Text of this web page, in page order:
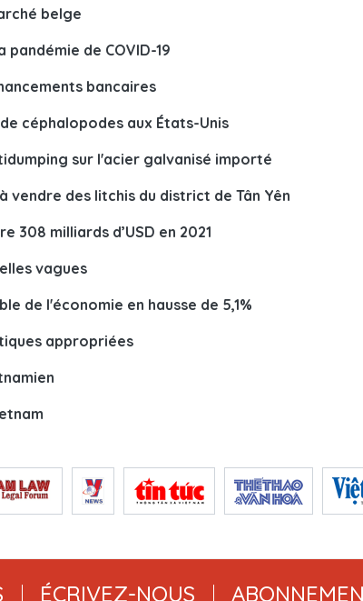
belge
de COVID-19
bancaires
céphalopodes aux États-Unis
sur l'acier galvanisé importé
vendre des litchis du district de Tân Yên
milliards d’USD en 2021
vagues
de l'économie en hausse de 5,1%
appropriées
ÉCRIVEZ-NOUS